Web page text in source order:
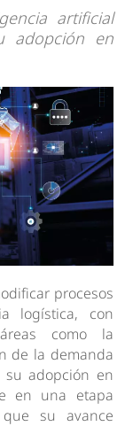
artificial
adopción en
procesos
logística, con
como la
de la demanda
adopción en
en una etapa
que su avance